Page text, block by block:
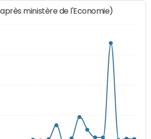
ministère de l'Economie)